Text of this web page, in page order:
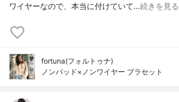
ワイヤーなので、本当に付けていて…続きを見る
fortuna(フォルトゥナ)
ノンパッド×ノンワイヤー ブラセット